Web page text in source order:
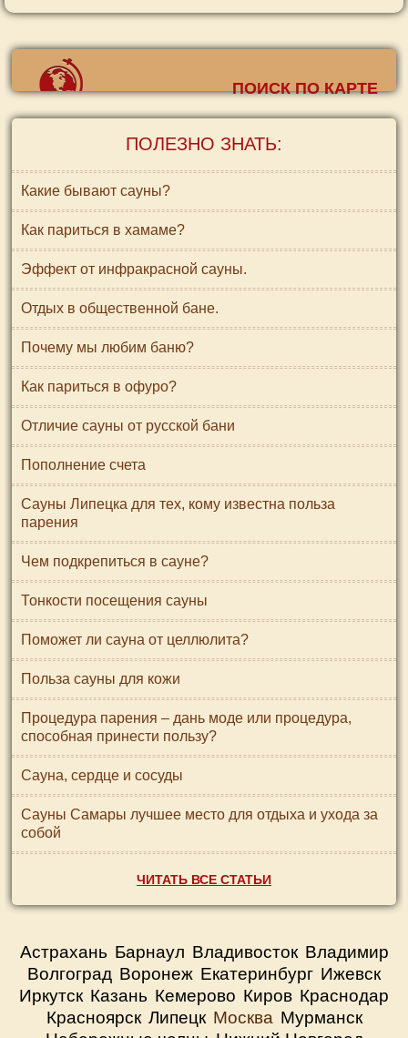
ПОИСК ПО КАРТЕ
ПОЛЕЗНО ЗНАТЬ:
Какие бывают сауны?
Как париться в хамаме?
Эффект от инфракрасной сауны.
Отдых в общественной бане.
Почему мы любим баню?
Как париться в офуро?
Отличие сауны от русской бани
Пополнение счета
Сауны Липецка для тех, кому известна польза
парения
Чем подкрепиться в сауне?
Тонкости посещения сауны
Поможет ли сауна от целлюлита?
Польза сауны для кожи
Процедура парения – дань моде или процедура,
способная принести пользу?
Сауна, сердце и сосуды
Сауны Самары лучшее место для отдыха и ухода за
собой
ЧИТАТЬ ВСЕ СТАТЬИ
Астрахань Барнаул Владивосток Владимир
Волгоград Воронеж Екатеринбург Ижевск
Иркутск Казань Кемерово Киров Краснодар
Красноярск Липецк Москва Мурманск